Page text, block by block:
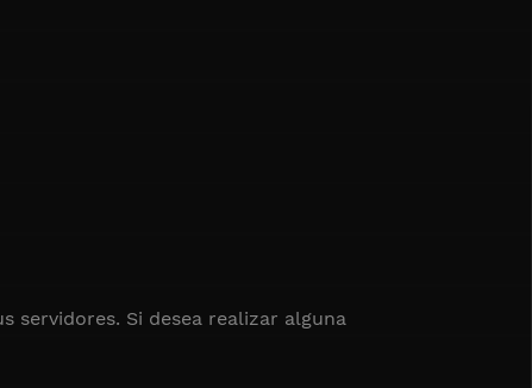
servidores. Si desea realizar alguna